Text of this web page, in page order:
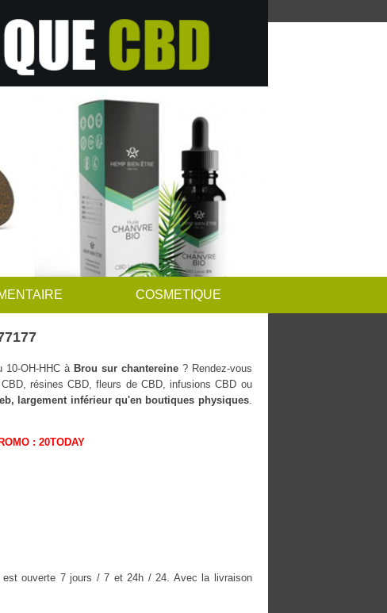
COSMETIQUE
OH-HHC à Brou sur chantereine? Rendez-vous
résines CBD, fleurs de CBD, infusions CBD ou
largement inférieur qu'en boutiques physiques.
: 20TODAY
ouverte 7 jours / 7 et 24h / 24. Avec la livraison